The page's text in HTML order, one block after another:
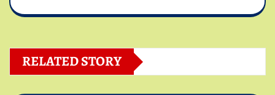
RELATED STORY